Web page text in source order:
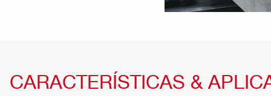
CARACTERÍSTICAS &